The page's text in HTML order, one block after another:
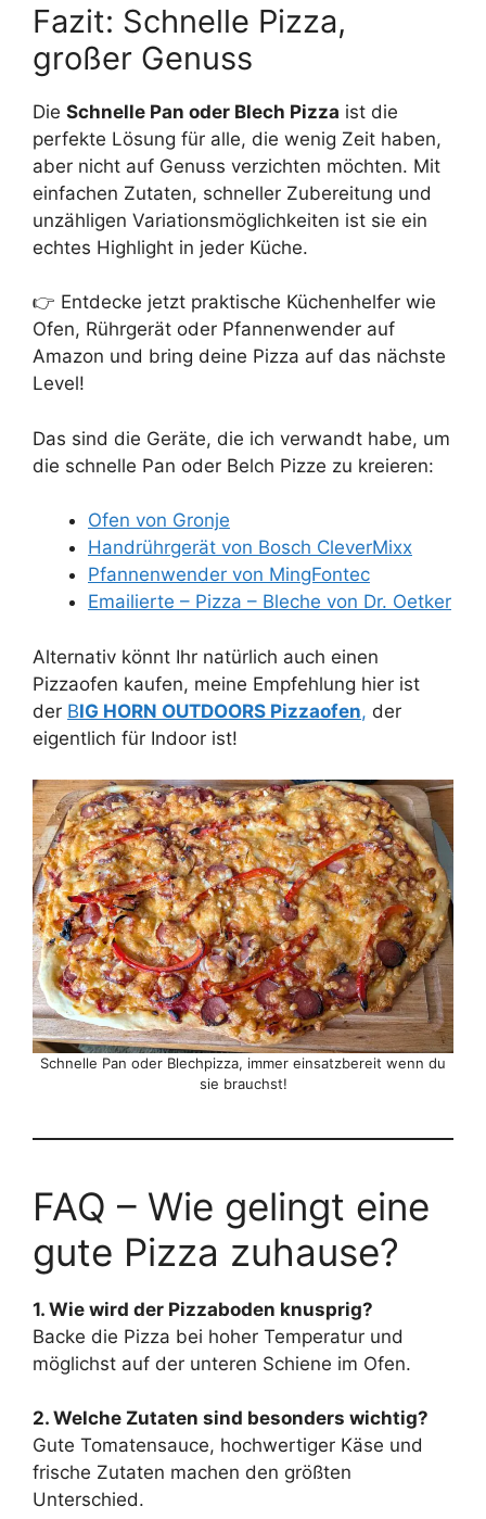
Fazit: Schnelle Pizza,
großer Genuss
Die Schnelle Pan oder Blech Pizza ist die
perfekte Lösung für alle, die wenig Zeit haben,
aber nicht auf Genuss verzichten möchten. Mit
einfachen Zutaten, schneller Zubereitung und
unzähligen Variationsmöglichkeiten ist sie ein
echtes Highlight in jeder Küche.
👉 Entdecke jetzt praktische Küchenhelfer wie
Ofen, Rührgerät oder Pfannenwender auf
Amazon und bring deine Pizza auf das nächste
Level!
Das sind die Geräte, die ich verwandt habe, um
die schnelle Pan oder Belch Pizze zu kreieren:
Ofen von Gronje
Handrührgerät von Bosch CleverMixx
Pfannenwender von MingFontec
Emailierte – Pizza – Bleche von Dr. Oetker
Alternativ könnt Ihr natürlich auch einen
Pizzaofen kaufen, meine Empfehlung hier ist
der BIG HORN OUTDOORS Pizzaofen, der
eigentlich für Indoor ist!
Schnelle Pan oder Blechpizza, immer einsatzbereit wenn du
sie brauchst!
FAQ – Wie gelingt eine
gute Pizza zuhause?
1. Wie wird der Pizzaboden knusprig?
Backe die Pizza bei hoher Temperatur und
möglichst auf der unteren Schiene im Ofen.
2. Welche Zutaten sind besonders wichtig?
Gute Tomatensauce, hochwertiger Käse und
frische Zutaten machen den größten
Unterschied.